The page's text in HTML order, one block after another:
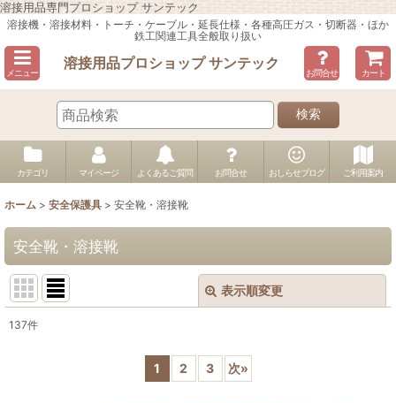
溶接用品専門プロショップ サンテック
溶接機・溶接材料・トーチ・ケーブル・延長仕様・各種高圧ガス・切断器・ほか
鉄工関連工具全般取り扱い
メニュー
溶接用品プロショップ サンテック
お問合せ カート
検索
カテゴリ マイページ よくあるご質問 お問合せ おしらせブログ ご利用案内
ホーム > 安全保護具 > 安全靴・溶接靴
安全靴・溶接靴
表示順変更
137件
1 2 3 次»